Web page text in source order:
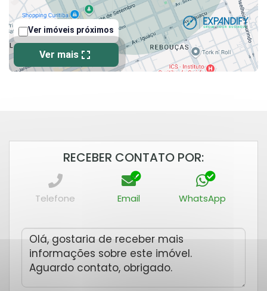
RECEBER CONTATO POR:
Telefone Email WhatsApp